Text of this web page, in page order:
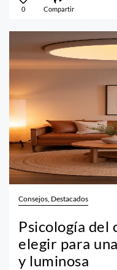
0 Compartir
Consejos, Destacados
Psicología del
elegir para
y luminosa